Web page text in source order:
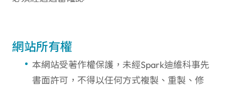
網站所有權
本網站受著作權保護，未經Spark迪維科事先
書面許可，不得以任何方式複製、重製、修